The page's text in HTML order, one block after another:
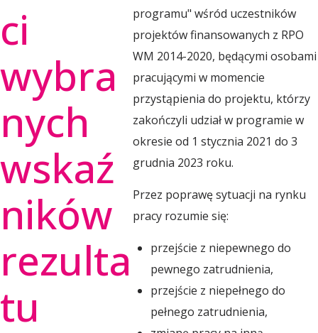
i
e
O
b
s
e
ci
wybra
nych
wskaź
ników
rezulta
tu
programu" wśród uczestników
projektów finansowanych z RPO
WM 2014-2020, będącymi osobami
pracującymi w momencie
przystąpienia do projektu, którzy
zakończyli udział w programie w
okresie od 1 stycznia 2021 do 3
grudnia 2023 roku.
Przez poprawę sytuacji na rynku
pracy rozumie się:
przejście z niepewnego do
pewnego zatrudnienia,
przejście z niepełnego do
pełnego zatrudnienia,